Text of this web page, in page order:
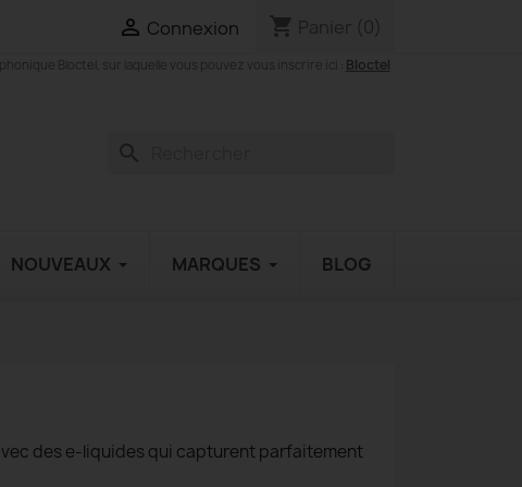
 Connexion shopping_cart Panier (0)
Bloctel, sur laquelle vous pouvez vous inscrire ici : Bloctel
search
NOUVEAUX MARQUES BLOG
des e-liquides qui capturent parfaitement